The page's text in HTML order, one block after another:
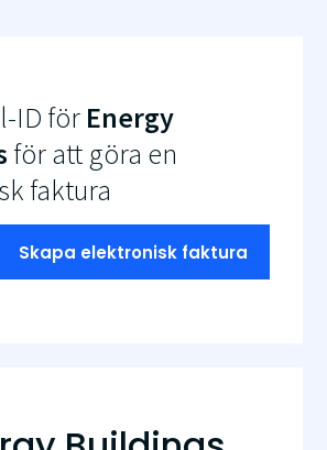
ID för Energy
för att göra en
faktura
Skapa elektronisk faktura